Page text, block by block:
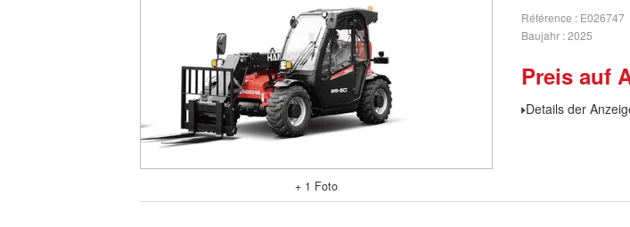
+ 1 Foto
Référence
E026747
Baujahr 2025
Preis auf
Details der